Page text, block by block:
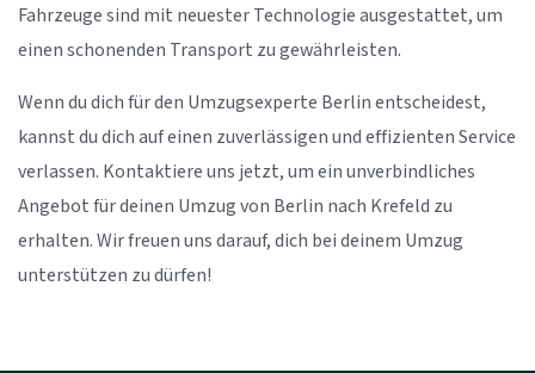
Fahrzeuge sind mit neuester Technologie ausgestattet, um
einen schonenden Transport zu gewährleisten.
Wenn du dich für den Umzugsexperte Berlin entscheidest,
kannst du dich auf einen zuverlässigen und effizienten Service
verlassen. Kontaktiere uns jetzt, um ein unverbindliches
Angebot für deinen Umzug von Berlin nach Krefeld zu
erhalten. Wir freuen uns darauf, dich bei deinem Umzug
unterstützen zu dürfen!